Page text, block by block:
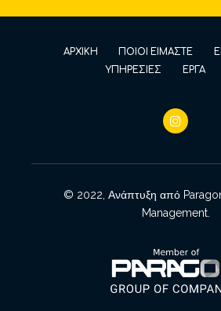
ΑΡΧΙΚΗ ΠΟΙΟΙ ΕΙΜΑΣΤΕ
ΥΠΗΡΕΣΙΕΣ
ΕΡΓΑ
© 2022, Ανάπτυξη από
Management.